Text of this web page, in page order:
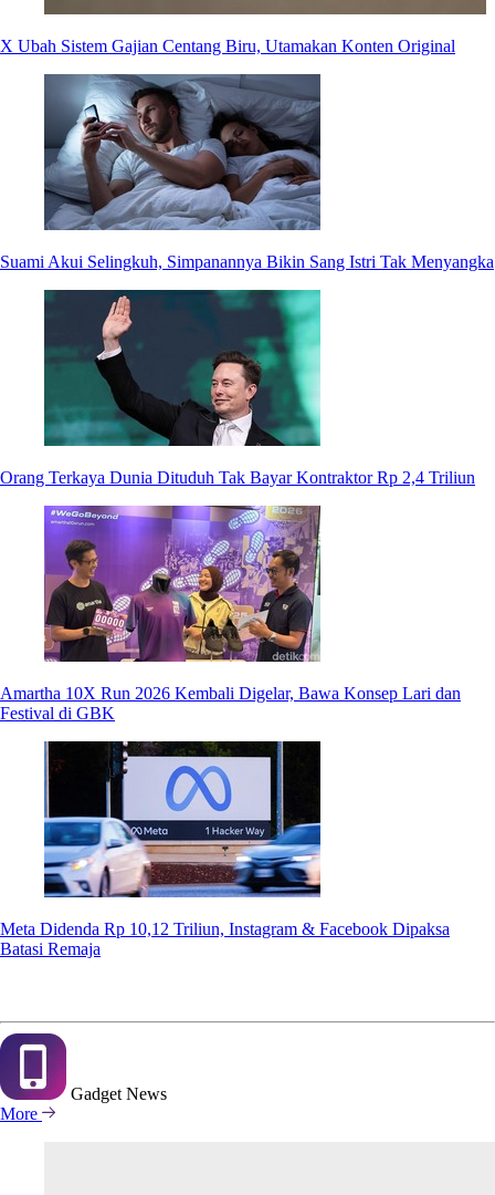
X Ubah Sistem Gajian Centang Biru, Utamakan Konten Original
Suami Akui Selingkuh, Simpanannya Bikin Sang Istri Tak Menyangka
Orang Terkaya Dunia Dituduh Tak Bayar Kontraktor Rp 2,4 Triliun
Amartha 10X Run 2026 Kembali Digelar, Bawa Konsep Lari dan
Festival di GBK
Meta Didenda Rp 10,12 Triliun, Instagram & Facebook Dipaksa
Batasi Remaja
Gadget News
More